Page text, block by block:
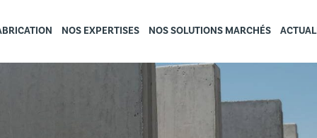
NOS EXPERTISES NOS SOLUTIONS MARCHÉS